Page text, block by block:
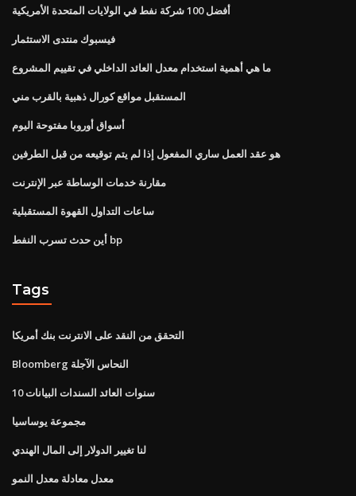
أفضل 100 شركة نفط في الولايات المتحدة الأمريكية
فيسبوك منتدى الاستثمار
ما هي أهمية استخدام معدل العائد الداخلي في تقييم المشروع
المستقبل مواقع كورال ذهبية بالقرب مني
أسواق أوروبا مفتوحة اليوم
هو عقد العمل ساري المفعول إذا لم يتم توقيعه من قبل الطرفين
مقارنة خدمات الوساطة عبر الإنترنت
ساعات التداول القهوة المستقبلية
أين حدث تسرب النفط bp
Tags
التحقق من النقد على الانترنت بنك أمريكا
Bloomberg النحاس الآجلة
10 سنوات العائد السندات البيانات
مجموعة يوساسيا
لنا تغيير الدولار إلى المال الهندي
معدل معادلة معدل النمو